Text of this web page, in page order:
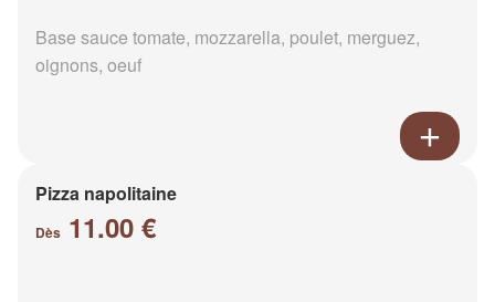
Base sauce tomate, mozzarella, poulet, merguez,
oignons, oeuf
Pizza napolitaine
Dès 11.00 €